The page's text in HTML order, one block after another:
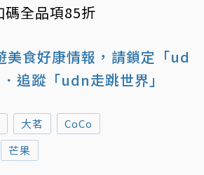
碼全品項85折
美食好康情報，請鎖定「ud
．追蹤「udn走跳世界」
大茗
CoCo
芒果